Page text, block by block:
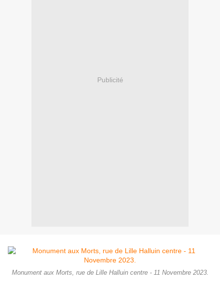
Publicité
Monument aux Morts, rue de Lille Halluin centre - 11 Novembre 2023.